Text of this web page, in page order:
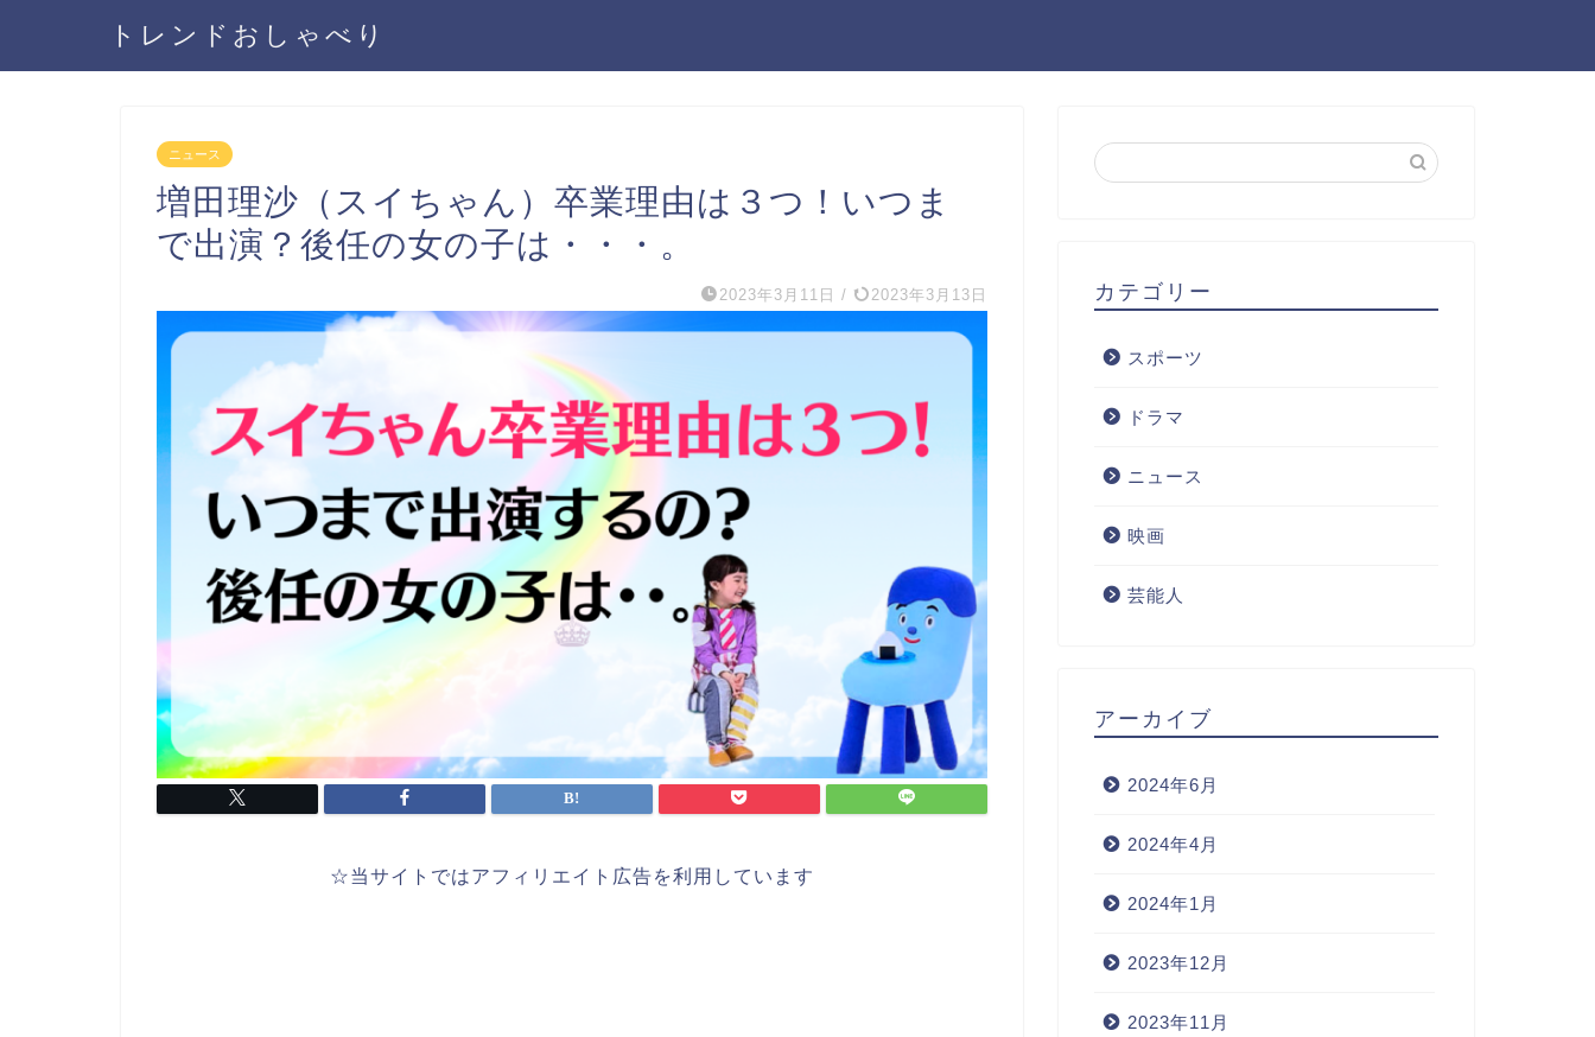
トレンドおしゃべり
ニュース
増田理沙（スイちゃん）卒業理由は３つ！いつま
で出演？後任の女の子は・・・。
2023年3月11日 / 2023年3月13日
☆当サイトではアフィリエイト広告を利用しています
カテゴリー
スポーツ
ドラマ
ニュース
映画
芸能人
アーカイブ
2024年6月
2024年4月
2024年1月
2023年12月
2023年11月